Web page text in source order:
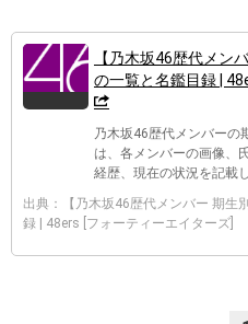
【乃木坂46歴代メン
の一覧と名鑑目録 |
乃木坂46歴代メンバーの
は、各メンバーの画像、
経歴、現在の状況を記載
出典：【乃木坂46歴代メンバー 期生
録 | 48ers [フォーティーエイターズ]